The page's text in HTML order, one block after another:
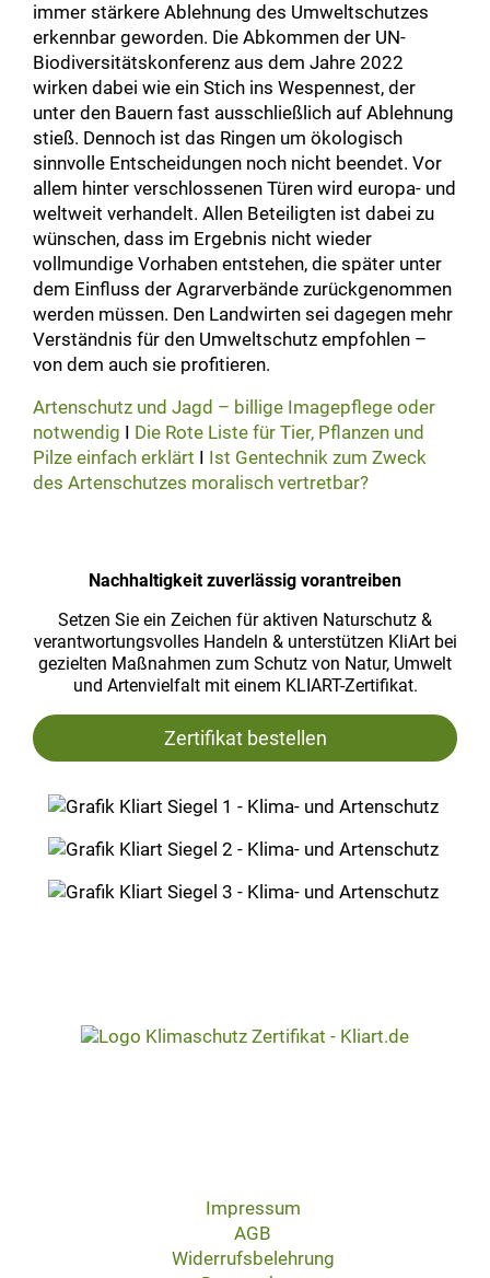
immer stärkere Ablehnung des Umweltschutzes
erkennbar geworden. Die Abkommen der UN-
Biodiversitätskonferenz aus dem Jahre 2022
wirken dabei wie ein Stich ins Wespennest, der
unter den Bauern fast ausschließlich auf Ablehnung
stieß. Dennoch ist das Ringen um ökologisch
sinnvolle Entscheidungen noch nicht beendet. Vor
allem hinter verschlossenen Türen wird europa- und
weltweit verhandelt. Allen Beteiligten ist dabei zu
wünschen, dass im Ergebnis nicht wieder
vollmundige Vorhaben entstehen, die später unter
dem Einfluss der Agrarverbände zurückgenommen
werden müssen. Den Landwirten sei dagegen mehr
Verständnis für den Umweltschutz empfohlen –
von dem auch sie profitieren.
Artenschutz und Jagd – billige Imagepflege oder
notwendig I Die Rote Liste für Tier, Pflanzen und
Pilze einfach erklärt I Ist Gentechnik zum Zweck
des Artenschutzes moralisch vertretbar?
Nachhaltigkeit zuverlässig vorantreiben
Setzen Sie ein Zeichen für aktiven Naturschutz &
verantwortungsvolles Handeln & unterstützen KliArt bei
gezielten Maßnahmen zum Schutz von Natur, Umwelt
und Artenvielfalt mit einem KLIART-Zertifikat.
Zertifikat bestellen
Impressum
AGB
Widerrufsbelehrung